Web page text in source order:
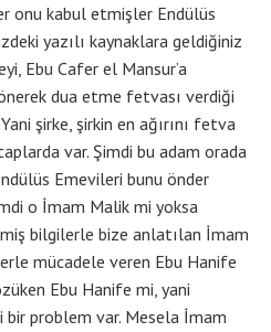
onu kabul etmişler Endülüs
yazılı kaynaklara geldiğiniz
Ebu Cafer el Mansur’a
dua etme fetvası verdiği
şirke, şirkin en ağırını fetva
var. Şimdi bu adam orada
Emevileri bunu önder
o İmam Malik mi yoksa
bilgilerle bize anlatılan İmam
mücadele veren Ebu Hanife
Ebu Hanife mi, yani
bir problem var. Mesela İmam